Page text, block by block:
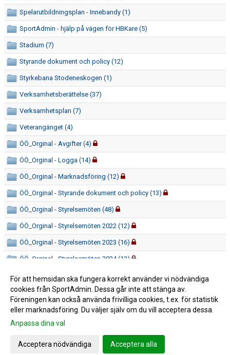
Spelarutbildningsplan - Innebandy (1)
SportAdmin - hjälp på vägen för HBKare (5)
Stadium (7)
Styrande dokument och policy (12)
Styrkebana Stodeneskogen (1)
Verksamhetsberättelse (37)
Verksamhetsplan (7)
Veterangänget (4)
ÖÖ_Orginal - Avgifter (4)
ÖÖ_Orginal - Logga (14)
ÖÖ_Orginal - Marknadsföring (12)
ÖÖ_Orginal - Styrande dokument och policy (13)
ÖÖ_Orginal - Styrelsemöten (48)
ÖÖ_Orginal - Styrelsemöten 2022 (12)
ÖÖ_Orginal - Styrelsemöten 2023 (16)
ÖÖ_Orginal - Styrelsemöten 2024 (13)
ÖÖ_Orginal - Styrelsen (39)
ÖÖ_Orginal - Verksamhetsplan (6)
Gå till Webbversion
För att hemsidan ska fungera korrekt använder vi nödvändiga
cookies från SportAdmin. Dessa går inte att stänga av.
Föreningen kan också använda frivilliga cookies, t.ex. för statistik
eller marknadsföring. Du väljer själv om du vill acceptera dessa.
Anpassa dina val
Acceptera nödvändiga Acceptera alla